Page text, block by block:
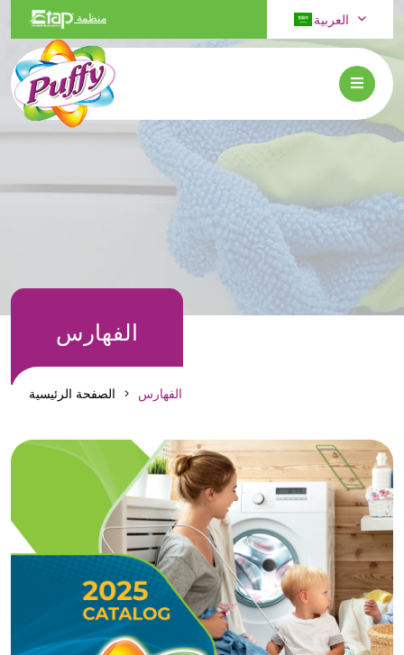
منظمة العربية
الفهارس
الصفحة الرئيسية الفهارس